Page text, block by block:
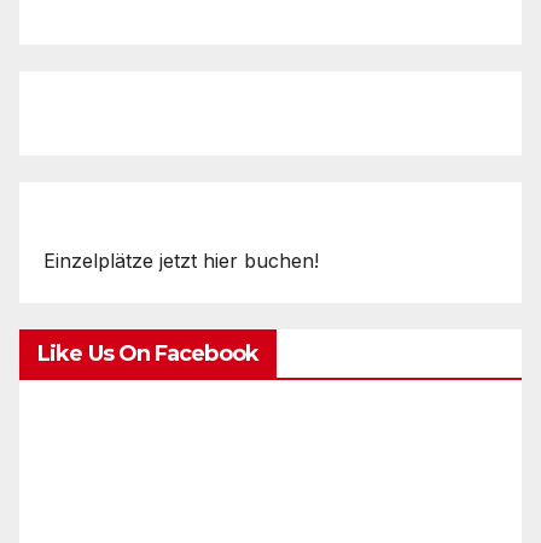
Einzelplätze jetzt hier buchen!
Like Us On Facebook